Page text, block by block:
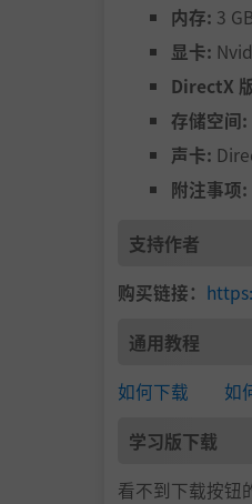
内存: 3
显卡:
DirectX
存储空间:
声卡:
附注事项:
支持作者
购买链接：
通用教程
如何下载 如
学习版下载
看不到下载按钮